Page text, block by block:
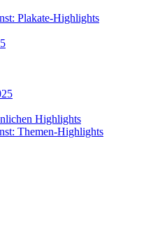
Plakate-Highlights
Highlights
Themen-Highlights